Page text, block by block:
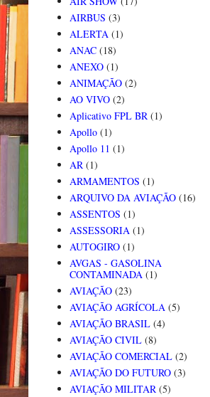
AIRBUS (3)
ALERTA (1)
ANAC (18)
ANEXO (1)
ANIMAÇÃO (2)
AO VIVO (2)
Aplicativo FPL BR (1)
Apollo (1)
Apollo 11 (1)
AR (1)
ARMAMENTOS (1)
ARQUIVO DA AVIAÇÃO (16)
ASSENTOS (1)
ASSESSORIA (1)
AUTOGIRO (1)
AVGAS - GASOLINA
CONTAMINADA (1)
AVIAÇÃO (23)
AVIAÇÃO AGRÍCOLA (5)
AVIAÇÃO BRASIL (4)
AVIAÇÃO CIVIL (8)
AVIAÇÃO COMERCIAL (2)
AVIAÇÃO DO FUTURO (3)
AVIAÇÃO MILITAR (5)